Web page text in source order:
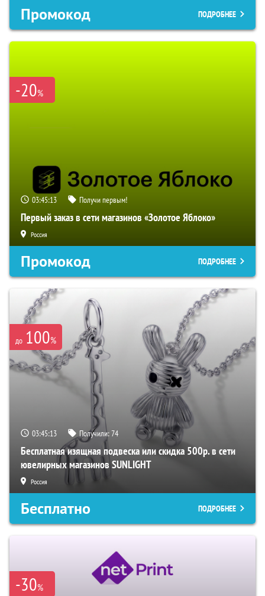
Промокод ПОДРОБНЕЕ
-20%
03:45:12 Получи первым!
Первый заказ в сети магазинов «Золотое Яблоко»
Россия
Промокод ПОДРОБНЕЕ
до 100%
03:45:12 Получили:74
Бесплатная изящная подвеска или скидка 500р. в сети
ювелирных магазинов SUNLIGHT
Россия
Бесплатно ПОДРОБНЕЕ
-30%